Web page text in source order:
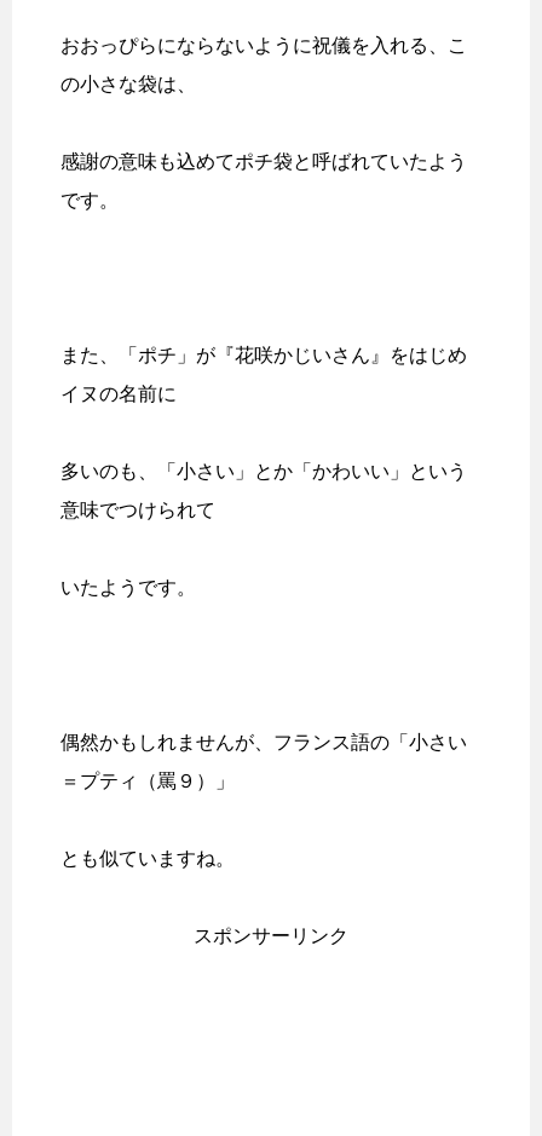
おおっぴらにならないように祝儀を入れる、こ
の小さな袋は、
感謝の意味も込めてポチ袋と呼ばれていたよう
です。
また、「ポチ」が『花咲かじいさん』をはじめ
イヌの名前に
多いのも、「小さい」とか「かわいい」という
意味でつけられて
いたようです。
偶然かもしれませんが、フランス語の「小さい
＝プティ（罵９）」
とも似ていますね。
スポンサーリンク